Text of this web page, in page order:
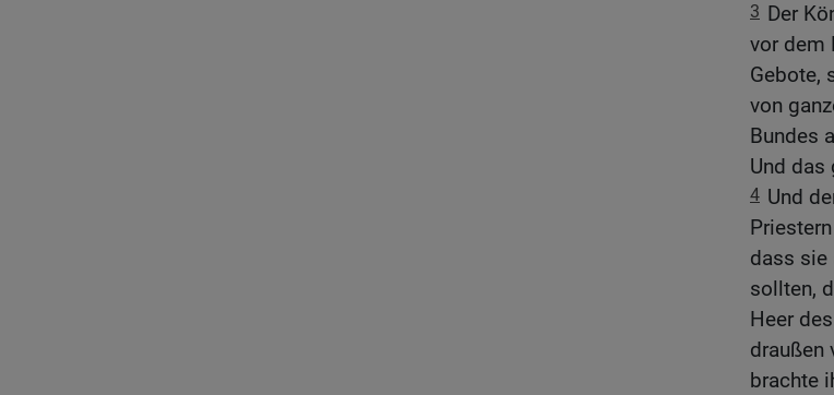
3 Der
vor dem
Gebote,
von
Bundes
Und das
4 Und
dass sie
sollten,
Heer
draußen
brachte